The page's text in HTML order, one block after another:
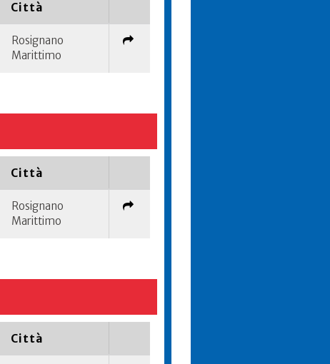
Città
Rosignano
Marittimo
Città
Rosignano
Marittimo
Città